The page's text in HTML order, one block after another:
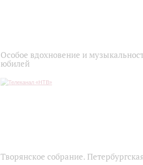
Особое вдохновение и
юбилей
Творянское собрание.